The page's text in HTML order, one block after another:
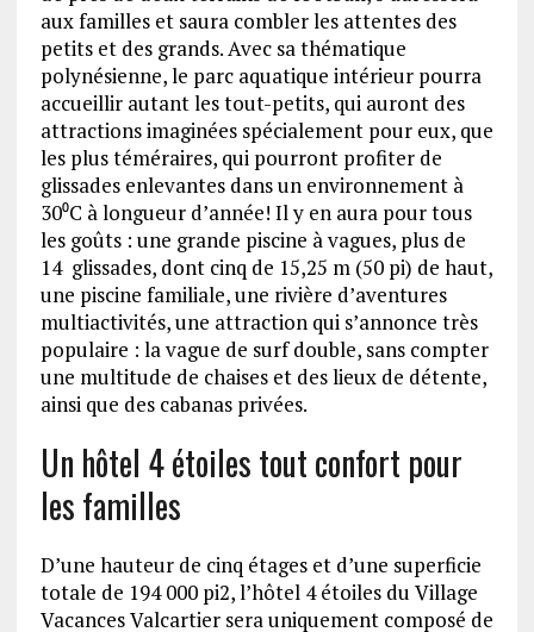
aux familles et saura combler les attentes des
petits et des grands. Avec sa thématique
polynésienne, le parc aquatique intérieur pourra
accueillir autant les tout-petits, qui auront des
attractions imaginées spécialement pour eux, que
les plus téméraires, qui pourront profiter de
glissades enlevantes dans un environnement à
30⁰C à longueur d’année! Il y en aura pour tous
les goûts : une grande piscine à vagues, plus de
14 glissades, dont cinq de 15,25 m (50 pi) de haut,
une piscine familiale, une rivière d’aventures
multiactivités, une attraction qui s’annonce très
populaire : la vague de surf double, sans compter
une multitude de chaises et des lieux de détente,
ainsi que des cabanas privées.
Un hôtel 4 étoiles tout confort pour
les familles
D’une hauteur de cinq étages et d’une superficie
totale de 194 000 pi2, l’hôtel 4 étoiles du Village
Vacances Valcartier sera uniquement composé de